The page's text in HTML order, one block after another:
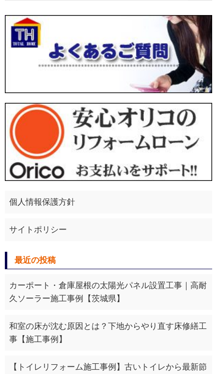
個人情報保護方針
サイトポリシー
最近の投稿
カーポート・倉庫屋根の太陽光パネル設置工事｜高耐
久ソーラー施工事例【茨城県】
和室の床が沈む原因とは？下地からやり直す床修繕工
事【施工事例】
【トイレリフォーム施工事例】古いトイレから最新節